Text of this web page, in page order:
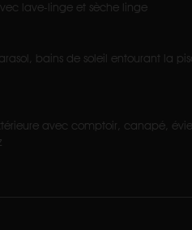
lave-linge et sèche linge
bains de soleil entourant la
avec comptoir, canapé,